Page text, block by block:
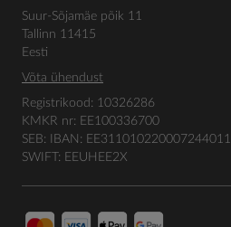
Suur-Sõjamäe põik 11
Tallinn 11415
Eesti
Võta ühendust
Registrikood: 10326286
KMKR nr: EE100336700
SEB: IBAN: EE311010220007244011
SWIFT: EEUHEE2X